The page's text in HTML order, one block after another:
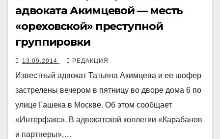
адвоката Акимцевой — месть
«ореховской» преступной
группировки
13.09.2014 РЕДАКЦИЯ
Известный адвокат Татьяна Акимцева и ее шофер
застрелены вечером в пятницу во дворе дома 6 по
улице Гашека в Москве. Об этом сообщает
«Интерфакс». В адвокатской коллегии «Карабанов
и партнеры»,…